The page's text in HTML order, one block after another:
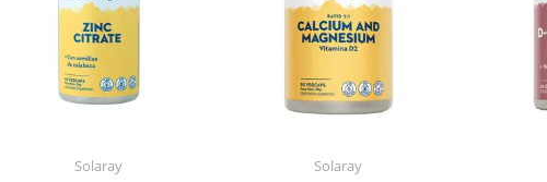
Solaray
Solaray